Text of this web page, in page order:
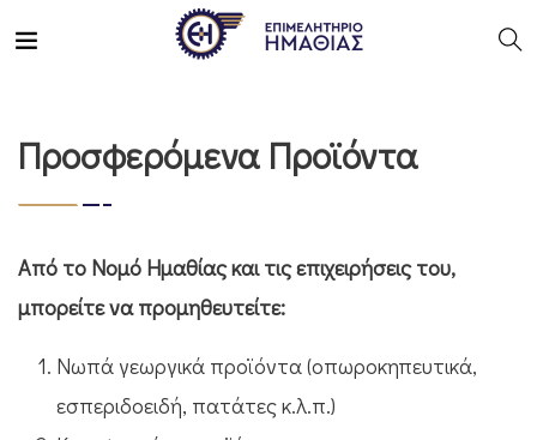
Προσφερόμενα Προϊόντα
Από το Νομό Ημαθίας και τις επιχειρήσεις του,
μπορείτε να προμηθευτείτε:
Νωπά γεωργικά προϊόντα (οπωροκηπευτικά,
εσπεριδοειδή, πατάτες κ.λ.π.)